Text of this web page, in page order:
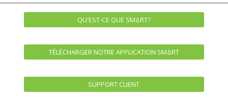
QU'EST-CE QUE SMΔRT?
TÉLÉCHARGER NOTRE APPLICATION SMΔRT
SUPPORT CLIENT